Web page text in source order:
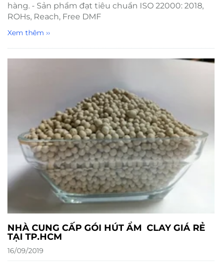
hàng. - Sản phẩm đạt tiêu chuẩn ISO 22000: 2018,
ROHs, Reach, Free DMF
Xem thêm ››
NHÀ CUNG CẤP GÓI HÚT ẨM CLAY GIÁ RẺ
TẠI TP.HCM
16/09/2019